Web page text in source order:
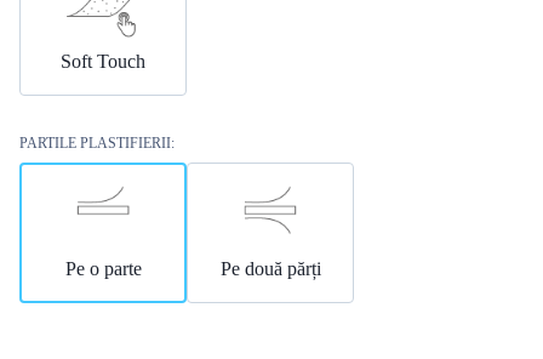
Soft Touch
PARTILE PLASTIFIERII:
Pe o parte Pe două părți